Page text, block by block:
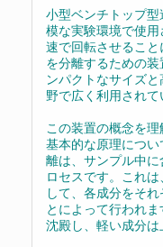
小型ベンチトップ
模な実験環境で使
速で回転させるこ
を分離するための
ンパクトなサイズ
野で広く利用されて
この装置の概念を
基本的な原理につ
離は、サンプル中
ロセスです。これ
して、各成分をそ
とによって行われ
沈殿し、軽い成分は